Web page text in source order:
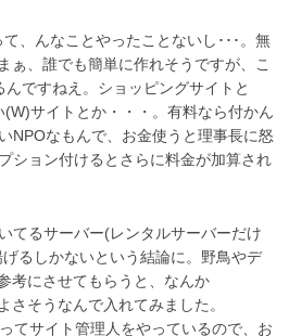
、んなことやったことないし･･･。無
ぁ、誰でも簡単に作れそうですが、こ
ですねえ。ショッピングサイトと
サイトとか・・・。有料なら付かん
NPOなもんで、お金使うと理事長に怒
ション付けるとさらに料金が加算され
てるサーバー(レンタルサーバーだけ
るしかないという結論に。野鳥やデ
考にさせてもらうと、なんか
そうなんで入れてみました。
てサイト管理人をやっているので、お